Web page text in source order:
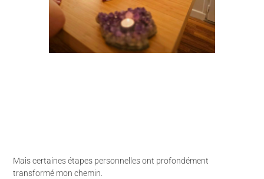
Mais certaines étapes personnelles ont profondément
transformé mon chemin.